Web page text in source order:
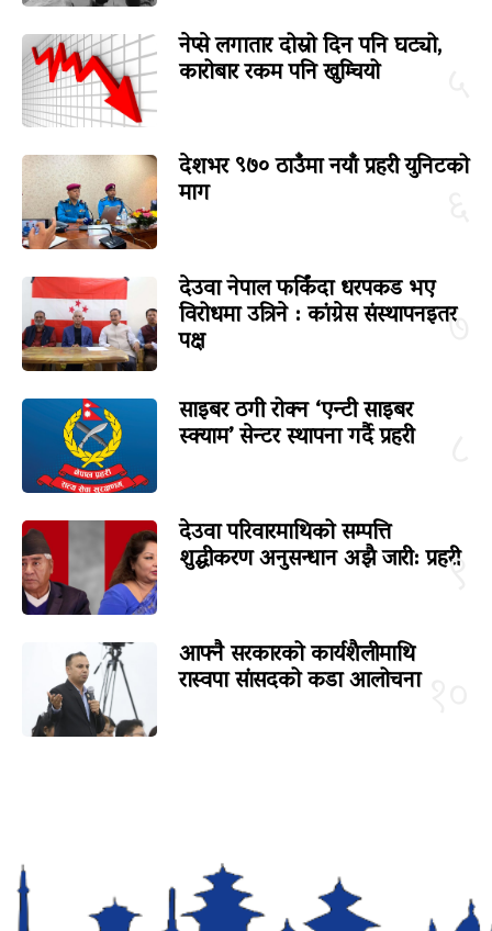
नेप्से लगातार दोस्रो दिन पनि घट्यो,
कारोबार रकम पनि खुम्चियो
देशभर ९७० ठाउँमा नयाँ प्रहरी युनिटको
माग
७
देउवा नेपाल फर्किंदा धरपकड भए
विरोधमा उत्रिने : कांग्रेस संस्थापनइतर
पक्ष
साइबर ठगी रोक्न ‘एन्टी साइबर
स्क्याम’ सेन्टर स्थापना गर्दै प्रहरी
९
देउवा परिवारमाथिको सम्पत्ति
शुद्धीकरण अनुसन्धान अझै जारी: प्रहरी
आफ्नै सरकारको कार्यशैलीमाथि
रास्वपा सांसदको कडा आलोचना